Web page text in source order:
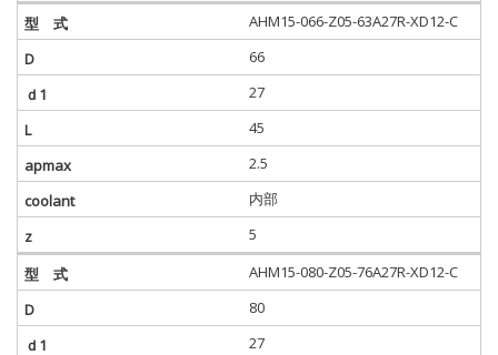
AHM15-066-Z05-63A27R-XD12-C
66
27
45
2.5
内部
5
AHM15-080-Z05-76A27R-XD12-C
80
27